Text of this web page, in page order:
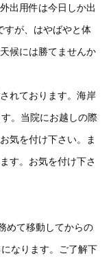
出用件は今日しか出
すが、はやばやと体
候には勝てませんか
れております。海岸
。当院にお越しの際
気を付け下さい。ま
す。お気を付け下さ
めて移動してからの
なります。ご了解下